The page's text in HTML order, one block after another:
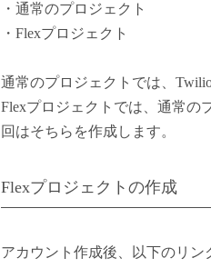
・通常のプロジェクト
・Flexプロジェクト
通常のプロジェクトでは、
Flexプロジェクトでは、通常の
回はそちらを作成します。
Flexプロジェクトの作成
アカウント作成後、以下のリン